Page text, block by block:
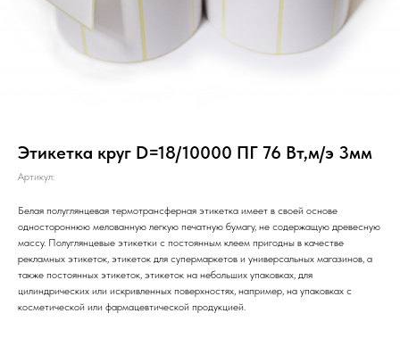
Этикетка круг D=18/10000 ПГ 76 Вт,м/э 3мм
Артикул:
Белая полуглянцевая термотрансферная этикетка имеет в своей основе
одностороннюю мелованную легкую печатную бумагу, не содержащую древесную
массу. Полуглянцевые этикетки с постоянным клеем пригодны в качестве
рекламных этикеток, этикеток для супермаркетов и универсальных магазинов, а
также постоянных этикеток, этикеток на небольших упаковках, для
цилиндрических или искривленных поверхностях, например, на упаковках с
косметической или фармацевтической продукцией.